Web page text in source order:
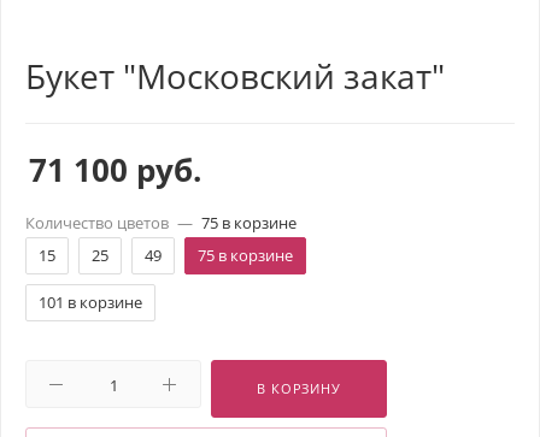
Букет "Московский закат"
71 100 руб.
Количество цветов — 75 в корзине
15
25 49 75 в корзине
101 в корзине
В КОРЗИНУ